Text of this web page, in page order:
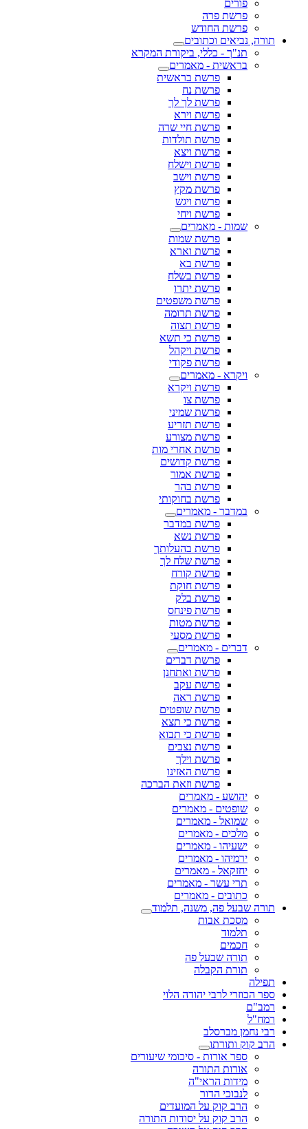
פורים
פרשת פרה
פרשת החודש
תורה, נביאים וכתובים
תנ"ך - כללי, ביקורת המקרא
בראשית - מאמרים
פרשת בראשית
פרשת נח
פרשת לך לך
פרשת וירא
פרשת חיי שרה
פרשת תולדות
פרשת ויצא
פרשת וישלח
פרשת וישב
פרשת מקץ
פרשת ויגש
פרשת ויחי
שמות - מאמרים
פרשת שמות
פרשת וארא
פרשת בא
פרשת בשלח
פרשת יתרו
פרשת משפטים
פרשת תרומה
פרשת תצוה
פרשת כי תשא
פרשת ויקהל
פרשת פקודי
ויקרא - מאמרים
פרשת ויקרא
פרשת צו
פרשת שמיני
פרשת תזריע
פרשת מצורע
פרשת אחרי מות
פרשת קדושים
פרשת אמור
פרשת בהר
פרשת בחוקותי
במדבר - מאמרים
פרשת במדבר
פרשת נשא
פרשת בהעלותך
פרשת שלח לך
פרשת קורח
פרשת חוקת
פרשת בלק
פרשת פינחס
פרשת מטות
פרשת מסעי
דברים - מאמרים
פרשת דברים
פרשת ואתחנן
פרשת עקב
פרשת ראה
פרשת שופטים
פרשת כי תצא
פרשת כי תבוא
פרשת נצבים
פרשת וילך
פרשת האזינו
פרשת וזאת הברכה
יהושע - מאמרים
שופטים - מאמרים
שמואל - מאמרים
מלכים - מאמרים
ישעיהו - מאמרים
ירמיהו - מאמרים
יחזקאל - מאמרים
תרי עשר - מאמרים
כתובים - מאמרים
תורה שבעל פה, משנה, תלמוד
מסכת אבות
תלמוד
חכמים
תורה שבעל פה
תורת הקבלה
תפילה
ספר הכוזרי לרבי יהודה הלוי
רמב"ם
רמח"ל
רבי נחמן מברסלב
הרב קוק ותורתו
ספר אורות - סיכומי שיעורים
אורות התורה
מידות הראי"ה
לנבוכי הדור
הרב קוק על המועדים
הרב קוק על יסודות התורה